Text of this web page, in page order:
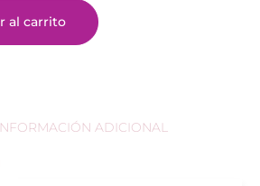
al carrito
ADICIONAL